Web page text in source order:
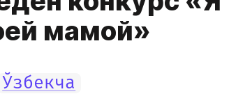
мамой»
Ўзбекча